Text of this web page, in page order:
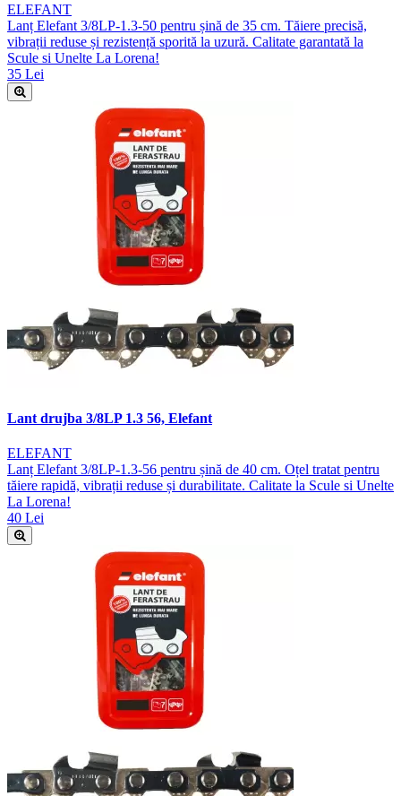
ELEFANT
Lanț Elefant 3/8LP-1.3-50 pentru șină de 35 cm. Tăiere precisă,
vibrații reduse și rezistență sporită la uzură. Calitate garantată la
Scule si Unelte La Lorena!
35 Lei
Lant drujba 3/8LP 1.3 56, Elefant
ELEFANT
Lanț Elefant 3/8LP-1.3-56 pentru șină de 40 cm. Oțel tratat pentru
tăiere rapidă, vibrații reduse și durabilitate. Calitate la Scule si Unelte
La Lorena!
40 Lei